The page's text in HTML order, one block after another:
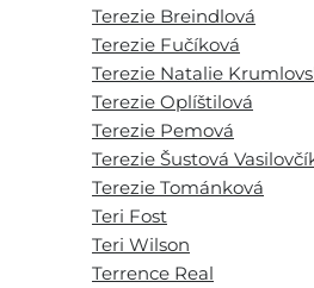
Terezie Breindlová
Terezie Fučíková
Terezie Natalie
Terezie Oplíštilová
Terezie Pemová
Terezie Šustová
Terezie Tománková
Teri Fost
Teri Wilson
Terrence Real